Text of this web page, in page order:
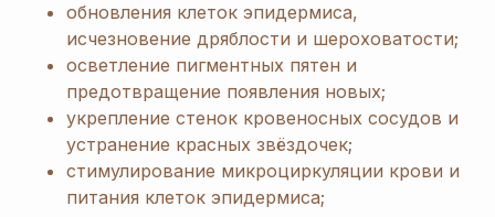
обновления клеток эпидермиса,
исчезновение дряблости и шероховатости;
осветление пигментных пятен и
предотвращение появления новых;
укрепление стенок кровеносных сосудов и
устранение красных звёздочек;
стимулирование микроциркуляции крови и
питания клеток эпидермиса;